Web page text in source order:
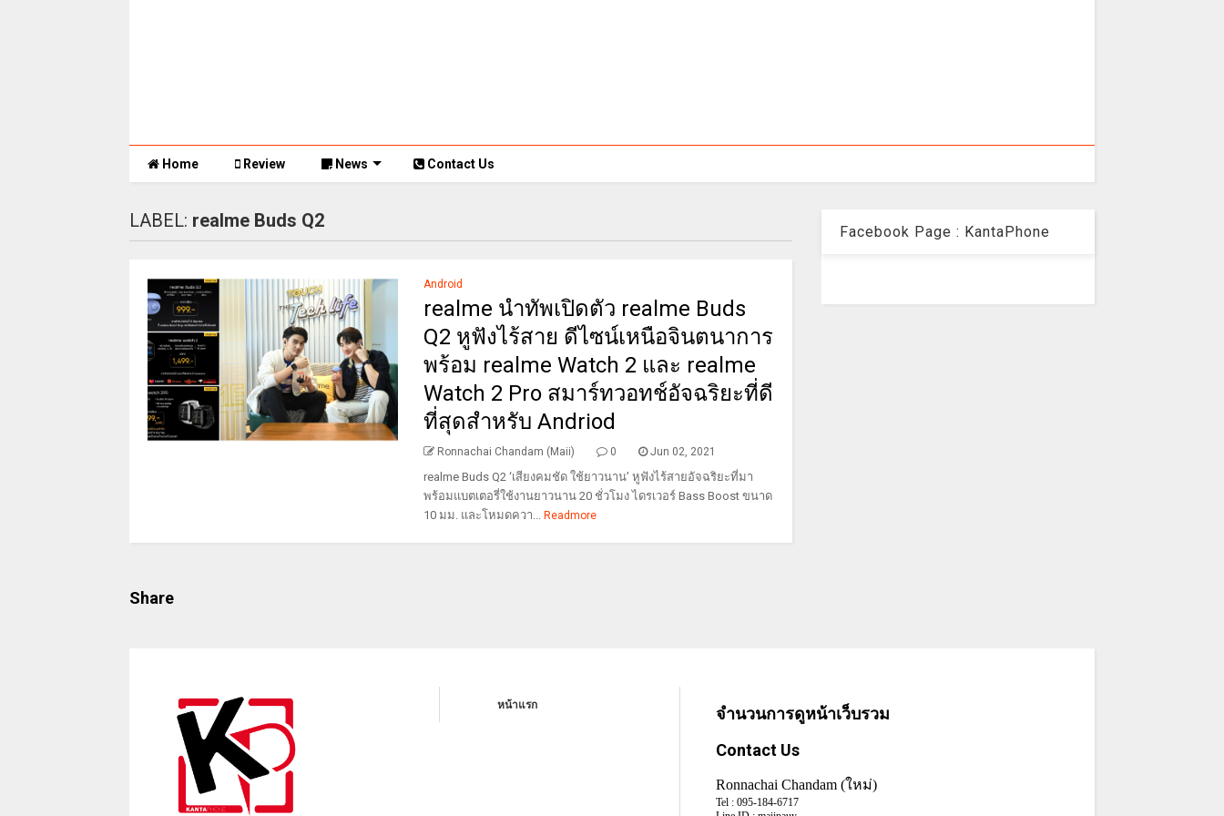
Home Review News Contact Us
LABEL: realme Buds Q2
Android
realme นำทัพเปิดตัว realme Buds
Q2 หูฟังไร้สาย ดีไซน์เหนือจินตนาการ
พร้อม realme Watch 2 และ realme
Watch 2 Pro สมาร์ทวอทช์อัจฉริยะที่ดี
ที่สุดสำหรับ Andriod
Ronnachai Chandam (Maii) 0 Jun 02, 2021
realme Buds Q2 ‘เสียงคมชัด ใช้ยาวนาน’ หูฟังไร้สายอัจฉริยะที่มา
พร้อมแบตเตอรี่ใช้งานยาวนาน 20 ชั่วโมง ไดรเวอร์ Bass Boost ขนาด
10 มม. และโหมดควา...
Readmore
Share
Facebook Page : KantaPhone
หน้าแรก
จำนวนการดูหน้าเว็บรวม
Contact Us
Ronnachai Chandam (ใหม่)
Tel : 095-184-6717